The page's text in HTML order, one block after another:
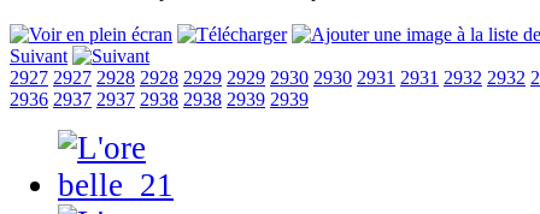
Suivant
2927 2927 2928 2928 2929 2929 2930 2930 2931 2931 2932 2932
2936 2937 2937 2938 2938 2939 2939